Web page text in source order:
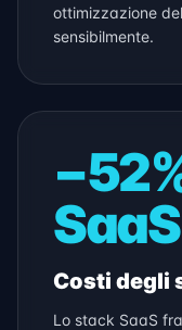
ottimizzazione
sensibilmente.
SaaS
Costi degli
Lo stack SaaS